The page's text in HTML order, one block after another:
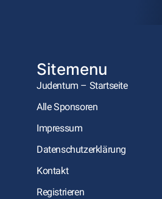
Sitemenu
Judentum – Startseite
Alle Sponsoren
Impressum
Datenschutzerklärung
Kontakt
Registrieren